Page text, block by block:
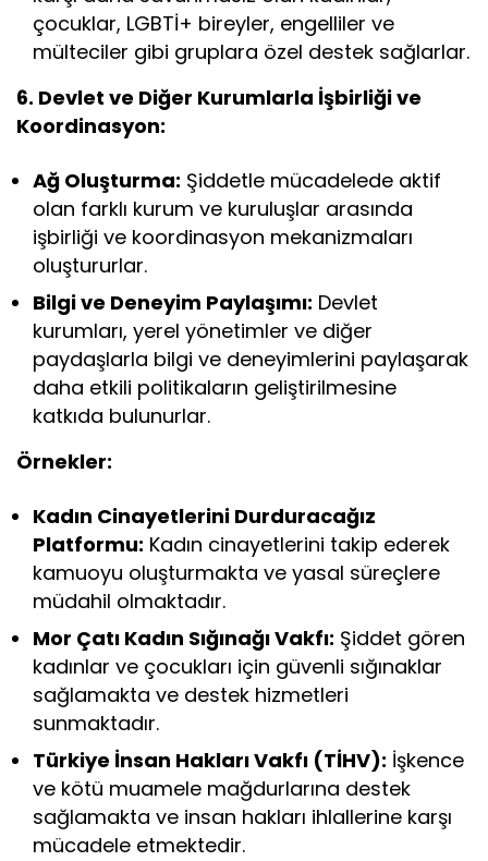
çocuklar, LGBTİ+ bireyler, engelliler ve
mülteciler gibi gruplara özel destek sağlarlar.
6. Devlet ve Diğer Kurumlarla İşbirliği ve
Koordinasyon:
Ağ Oluşturma: Şiddetle mücadelede aktif
olan farklı kurum ve kuruluşlar arasında
işbirliği ve koordinasyon mekanizmaları
oluştururlar.
Bilgi ve Deneyim Paylaşımı: Devlet
kurumları, yerel yönetimler ve diğer
paydaşlarla bilgi ve deneyimlerini paylaşarak
daha etkili politikaların geliştirilmesine
katkıda bulunurlar.
Örnekler:
Kadın Cinayetlerini Durduracağız
Platformu: Kadın cinayetlerini takip ederek
kamuoyu oluşturmakta ve yasal süreçlere
müdahil olmaktadır.
Mor Çatı Kadın Sığınağı Vakfı: Şiddet gören
kadınlar ve çocukları için güvenli sığınaklar
sağlamakta ve destek hizmetleri
sunmaktadır.
Türkiye İnsan Hakları Vakfı (TİHV): İşkence
ve kötü muamele mağdurlarına destek
sağlamakta ve insan hakları ihlallerine karşı
mücadele etmektedir.